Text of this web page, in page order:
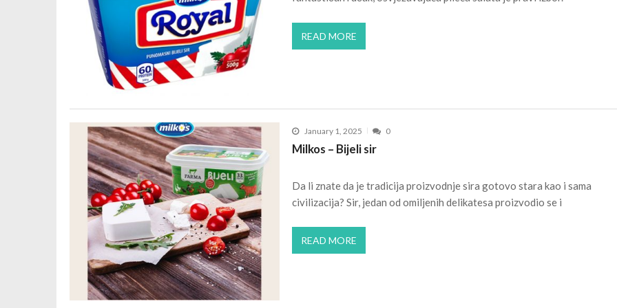
READ MORE
January 1, 2025 0
Milkos – Bijeli sir
Da li znate da je tradicija proizvodnje sira gotovo stara kao i sama
civilizacija? Sir, jedan od omiljenih delikatesa proizvodio se i
READ MORE